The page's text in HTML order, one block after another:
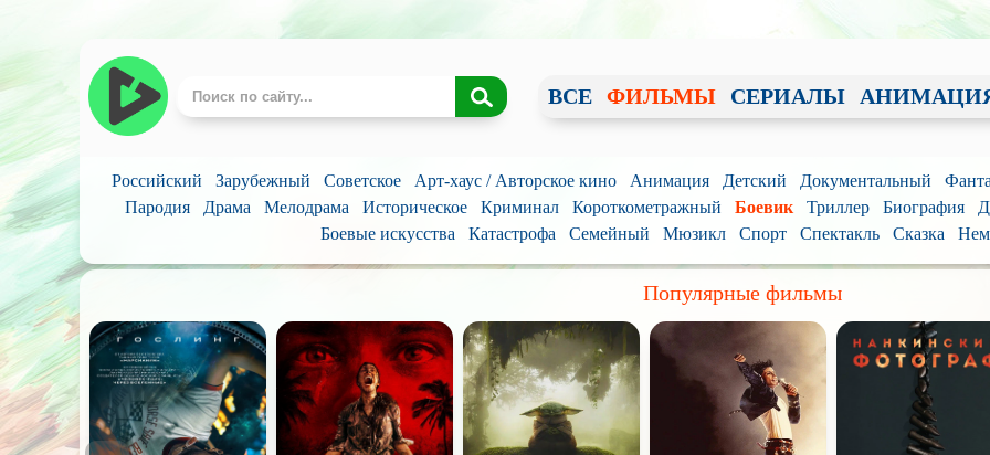
ВСЕ ФИЛЬМЫ СЕРИАЛЫ
Российский Зарубежный Советское Арт-хаус / Авторское кино Анимация Детский Документальный
Пародия
Драма Мелодрама Историческое Криминал Короткометражный Боевик Триллер Биография
Боевые искусства
Катастрофа Семейный Мюзикл Спорт Спектакль Сказка
Популярные фильмы